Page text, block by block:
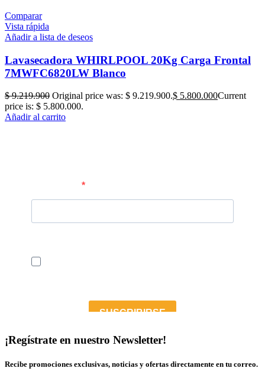
Comparar
Vista rápida
Añadir a lista de deseos
Lavasecadora WHIRLPOOL 20Kg Carga Frontal
7MWFC6820LW Blanco
$9.219.900 Original price was: $ 9.219.900.$ 5.800.000Current
price is: $ 5.800.000.
Añadir al carrito
¡Regístrate en nuestro Newsletter!
Recibe promociones exclusivas, noticias y ofertas directamente en tu correo.